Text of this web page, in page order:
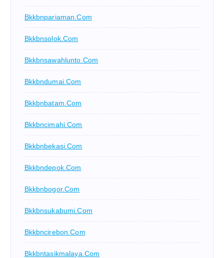
Bkkbnpariaman.com
Bkkbnsolok.com
Bkkbnsawahlunto.com
Bkkbndumai.com
Bkkbnbatam.com
Bkkbncimahi.com
Bkkbnbekasi.com
Bkkbndepok.com
Bkkbnbogor.com
Bkkbnsukabumi.com
Bkkbncirebon.com
Bkkbntasikmalaya.com